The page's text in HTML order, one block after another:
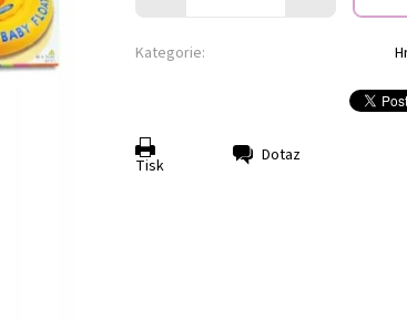
Kategorie:
Tisk Dotaz